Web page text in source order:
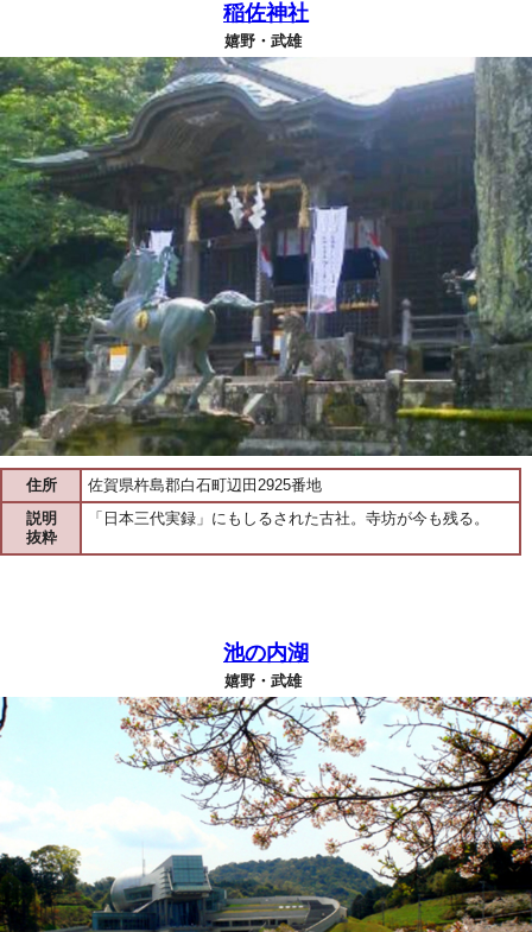
稲佐神社
嬉野・武雄
住所
佐賀県杵島郡白石町辺田2925番地
説明
抜粋
「日本三代実録」にもしるされた古社。寺坊が今も残る。
池の内湖
嬉野・武雄